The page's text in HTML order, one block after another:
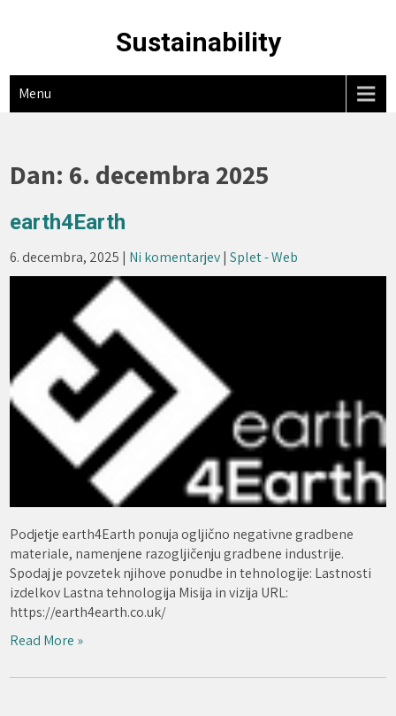
Sustainability
Menu
Dan: 6. decembra 2025
earth4Earth
6. decembra, 2025 | Ni komentarjev|Splet - Web
Podjetje earth4Earth ponuja ogljično negativne gradbene
materiale, namenjene razogljičenju gradbene industrije.
Spodaj je povzetek njihove ponudbe in tehnologije: Lastnosti
izdelkov Lastna tehnologija Misija in vizija URL:
https://earth4earth.co.uk/
Read More »